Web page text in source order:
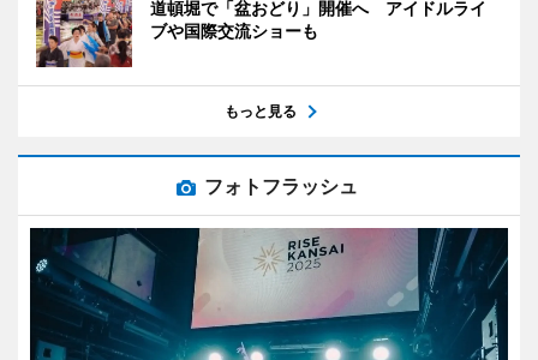
道頓堀で「盆おどり」開催へ アイドルライ
ブや国際交流ショーも
もっと見る
フォトフラッシュ